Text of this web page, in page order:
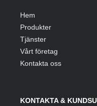
Hem
Produkter
Tjänster
Vårt företag
Kontakta oss
KONTAKTA &